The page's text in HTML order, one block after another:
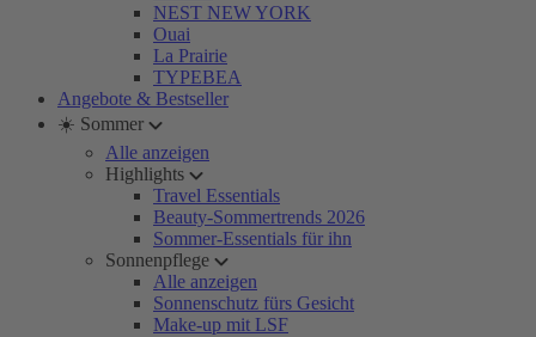
NEST NEW YORK
Ouai
La Prairie
TYPEBEA
Angebote & Bestseller
☀️ Sommer
Alle anzeigen
Highlights
Travel Essentials
Beauty-Sommertrends 2026
Sommer-Essentials für ihn
Sonnenpflege
Alle anzeigen
Sonnenschutz fürs Gesicht
Make-up mit LSF